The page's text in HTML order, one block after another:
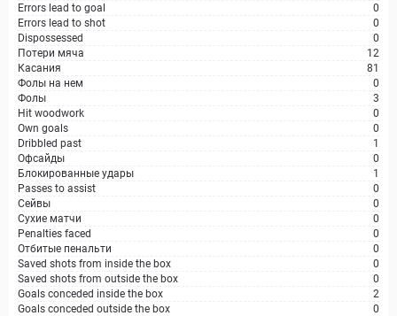
Errors lead to goal
0
Errors lead to shot
0
Dispossessed
0
Потери мяча
12
Касания
81
Фолы на нем
0
Фолы
3
Hit woodwork
0
Own goals
0
Dribbled past
1
Офсайды
0
Блокированные удары
1
Passes to assist
0
Сейвы
0
Сухие матчи
0
Penalties faced
0
Отбитые пенальти
0
Saved shots from inside the box
0
Saved shots from outside the box
0
Goals conceded inside the box
2
Goals conceded outside the box
0